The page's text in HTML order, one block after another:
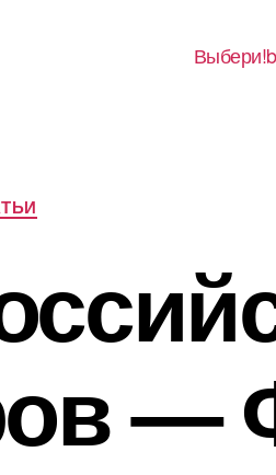
Рубрики
—